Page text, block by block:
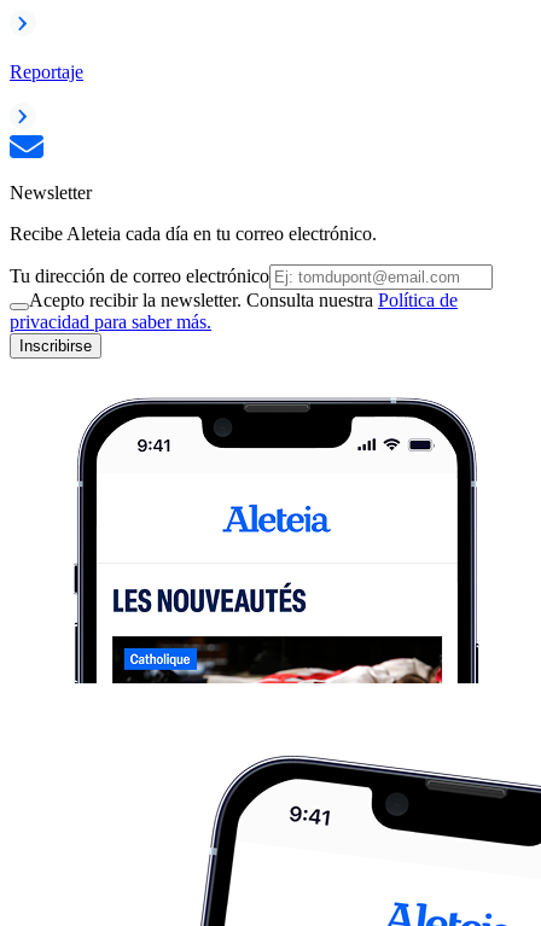
Reportaje
Newsletter
Recibe Aleteia cada día en tu correo electrónico.
Tu dirección de correo electrónico
Acepto recibir la newsletter. Consulta nuestra Política de
privacidad para saber más.
Inscribirse